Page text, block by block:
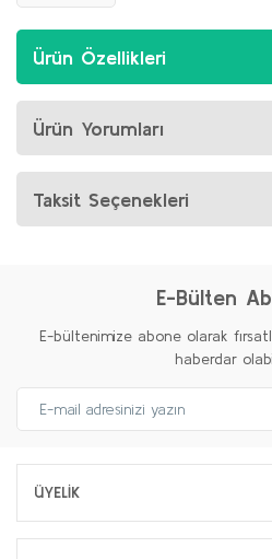
Ürün Özellikleri
Ürün Yorumları
Taksit Seçenekleri
E-Bülten
E-bültenimize abone olarak
haberdar
ÜYELİK